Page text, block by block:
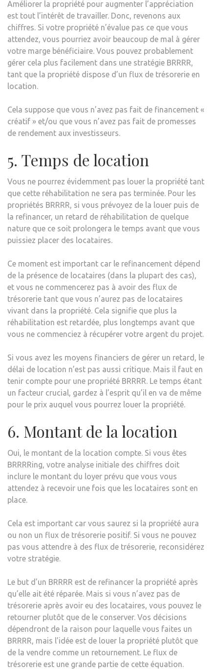
Améliorer la propriété pour augmenter l’appréciation
est tout l’intérêt de travailler. Donc, revenons aux
chiffres. Si votre propriété n’évalue pas ce que vous
attendez, vous pourriez avoir beaucoup de mal à gérer
votre marge bénéficiaire. Vous pouvez probablement
gérer cela plus facilement dans une stratégie BRRRR,
tant que la propriété dispose d’un flux de trésorerie en
location.
Cela suppose que vous n’avez pas fait de financement «
créatif » et/ou que vous n’avez pas fait de promesses
de rendement aux investisseurs.
5. Temps de location
Vous ne pourrez évidemment pas louer la propriété tant
que cette réhabilitation ne sera pas terminée. Pour les
propriétés BRRRR, si vous prévoyez de la louer puis de
la refinancer, un retard de réhabilitation de quelque
nature que ce soit prolongera le temps avant que vous
puissiez placer des locataires.
Ce moment est important car le refinancement dépend
de la présence de locataires (dans la plupart des cas),
et vous ne commencerez pas à avoir des flux de
trésorerie tant que vous n’aurez pas de locataires
vivant dans la propriété. Cela signifie que plus la
réhabilitation est retardée, plus longtemps avant que
vous ne commenciez à récupérer votre argent du projet.
Si vous avez les moyens financiers de gérer un retard, le
délai de location n’est pas aussi critique. Mais il faut en
tenir compte pour une propriété BRRRR. Le temps étant
un facteur crucial, gardez à l’esprit qu’il en va de même
pour le prix auquel vous pourrez louer la propriété.
6. Montant de la location
Oui, le montant de la location compte. Si vous êtes
BRRRRing, votre analyse initiale des chiffres doit
inclure le montant du loyer prévu que vous vous
attendez à recevoir une fois que les locataires sont en
place.
Cela est important car vous saurez si la propriété aura
ou non un flux de trésorerie positif. Si vous ne pouvez
pas vous attendre à des flux de trésorerie, reconsidérez
votre stratégie.
Le but d’un BRRRR est de refinancer la propriété après
qu’elle ait été réparée. Mais si vous n’avez pas de
trésorerie après avoir eu des locataires, vous pouvez le
retourner plutôt que de le conserver. Vos décisions
dépendront de la raison pour laquelle vous faites un
BRRRR, mais l’idée est de louer la propriété plutôt que
de la vendre comme un retournement. Le flux de
trésorerie est une grande partie de cette équation.